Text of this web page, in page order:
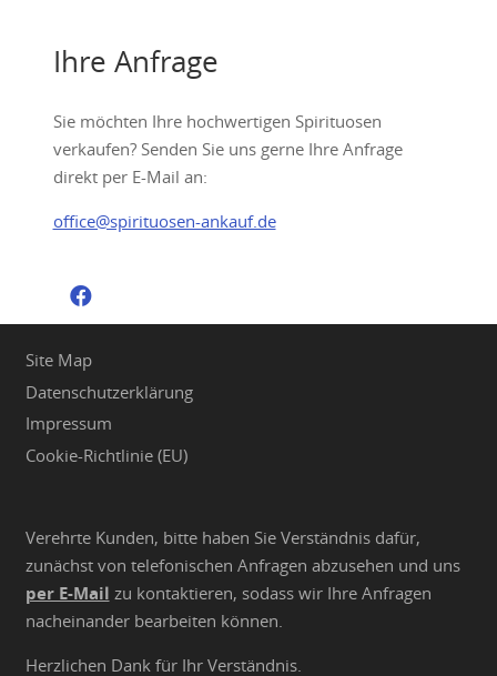
Ihre Anfrage
Sie möchten Ihre hochwertigen Spirituosen
verkaufen? Senden Sie uns gerne Ihre Anfrage
direkt per E-Mail an:
office@spirituosen-ankauf.de
Site Map
Datenschutzerklärung
Impressum
Cookie-Richtlinie (EU)
Verehrte Kunden, bitte haben Sie Verständnis dafür,
zunächst von telefonischen Anfragen abzusehen und uns
per E-Mail zu kontaktieren, sodass wir Ihre Anfragen
nacheinander bearbeiten können.
Herzlichen Dank für Ihr Verständnis.